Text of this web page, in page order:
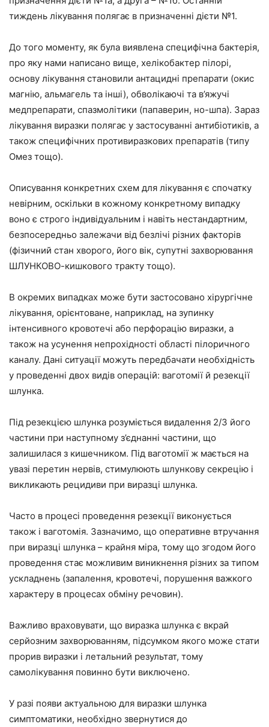
тиждень лікування полягає в призначенні дієти №1.
До того моменту, як була виявлена специфічна бактерія,
про яку нами написано вище, хелікобактер пілорі,
основу лікування становили антацидні препарати (окис
магнію, альмагель та інші), обволікаючі та в’яжучі
медпрепарати, спазмолітики (папаверин, но-шпа). Зараз
лікування виразки полягає у застосуванні антибіотиків, а
також специфічних противиразкових препаратів (типу
Омез тощо).
Описування конкретних схем для лікування є спочатку
невірним, оскільки в кожному конкретному випадку
воно є строго індивідуальним і навіть нестандартним,
безпосередньо залежачи від безлічі різних факторів
(фізичний стан хворого, його вік, супутні захворювання
ШЛУНКОВО-кишкового тракту тощо).
В окремих випадках може бути застосовано хірургічне
лікування, орієнтоване, наприклад, на зупинку
інтенсивного кровотечі або перфорацію виразки, а
також на усунення непрохідності області пілоричного
каналу. Дані ситуації можуть передбачати необхідність
у проведенні двох видів операцій: ваготомії й резекції
шлунка.
Під резекцією шлунка розуміється видалення 2/3 його
частини при наступному з’єднанні частини, що
залишилася з кишечником. Під ваготомії ж мається на
увазі перетин нервів, стимулюють шлункову секрецію і
викликають рецидиви при виразці шлунка.
Часто в процесі проведення резекції виконується
також і ваготомія. Зазначимо, що оперативне втручання
при виразці шлунка – крайня міра, тому що згодом його
проведення стає можливим виникнення різних за типом
ускладнень (запалення, кровотечі, порушення важкого
характеру в процесах обміну речовин).
Важливо враховувати, що виразка шлунка є вкрай
серйозним захворюванням, підсумком якого може стати
прорив виразки і летальний результат, тому
самолікування повинно бути виключено.
У разі появи актуальною для виразки шлунка
симптоматики, необхідно звернутися до